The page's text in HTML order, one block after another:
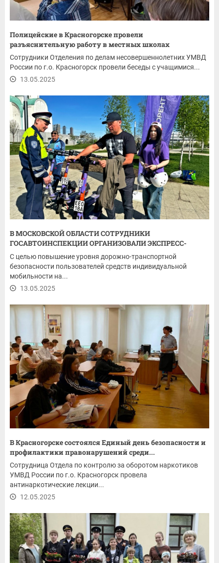
Полицейские в Красногорске провели
разъяснительную работу в местных школах
Сотрудники Отделения по делам несовершеннолетних УМВД
России по г.о. Красногорск провели беседы с учащимися...
13.05.2025
В МОСКОВСКОЙ ОБЛАСТИ СОТРУДНИКИ
ГОСАВТОИНСПЕКЦИИ ОРГАНИЗОВАЛИ ЭКСПРЕСС-
ТРЕНИНГИ...
С целью повышение уровня дорожно-транспортной
безопасности пользователей средств индивидуальной
мобильности на...
13.05.2025
В Красногорске состоялся Единый день безопасности и
профилактики правонарушений среди...
Сотрудница Отдела по контролю за оборотом наркотиков
УМВД России по г.о. Красногорск провела
антинаркотические лекции...
12.05.2025